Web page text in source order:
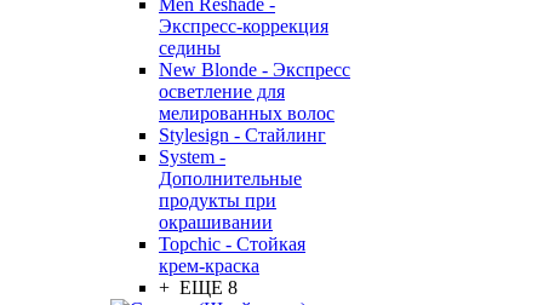
Men Reshade -
Экспресс-коррекция
седины
New Blonde - Экспресс
осветление для
мелированных волос
Stylesign - Стайлинг
System -
Дополнительные
продукты при
окрашивании
Topchic - Стойкая
крем-краска
+ ЕЩЕ 8